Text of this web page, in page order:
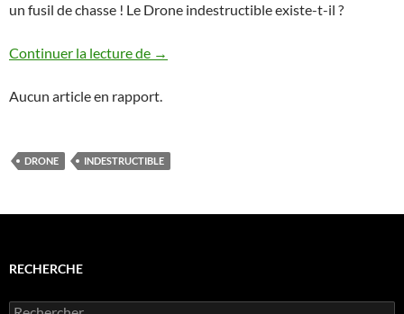
un fusil de chasse ! Le Drone indestructible existe-t-il ?
Continuer la lecture de drone indestructible
→
Aucun article en rapport.
DRONE INDESTRUCTIBLE
RECHERCHE
Rechercher :